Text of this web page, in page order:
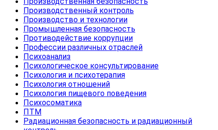
Производственный контроль
Производство и технологии
Промышленная безопасность
Противодействие коррупции
Профессии различных отраслей
Психоанализ
Психологическое консультирование
Психология и психотерапия
Психология отношений
Психология пищевого поведения
Психосоматика
ПТМ
Радиационная безопасность и радиационный